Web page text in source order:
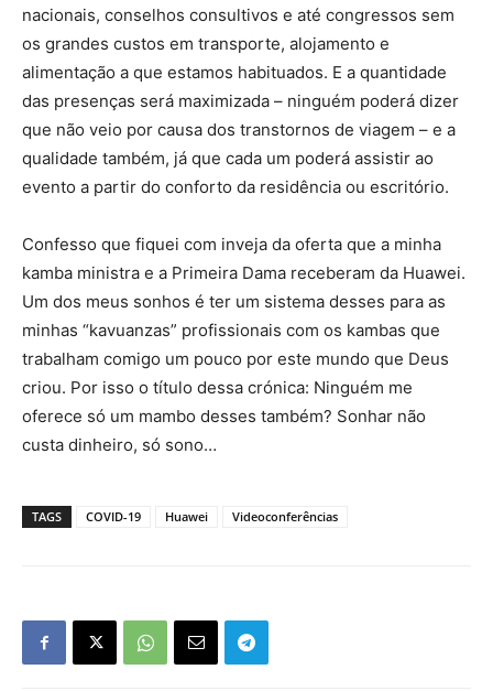
nacionais, conselhos consultivos e até congressos sem
os grandes custos em transporte, alojamento e
alimentação a que estamos habituados. E a quantidade
das presenças será maximizada – ninguém poderá dizer
que não veio por causa dos transtornos de viagem – e a
qualidade também, já que cada um poderá assistir ao
evento a partir do conforto da residência ou escritório.
Confesso que fiquei com inveja da oferta que a minha
kamba ministra e a Primeira Dama receberam da Huawei.
Um dos meus sonhos é ter um sistema desses para as
minhas “kavuanzas” profissionais com os kambas que
trabalham comigo um pouco por este mundo que Deus
criou. Por isso o título dessa crónica: Ninguém me
oferece só um mambo desses também? Sonhar não
custa dinheiro, só sono…
TAGS COVID-19 Huawei Videoconferências